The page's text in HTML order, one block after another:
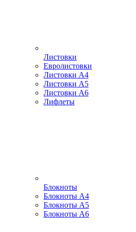
Листовки
Евролистовки
Листовки А4
Листовки А5
Листовки А6
Лифлеты
Блокноты
Блокноты А4
Блокноты А5
Блокноты А6